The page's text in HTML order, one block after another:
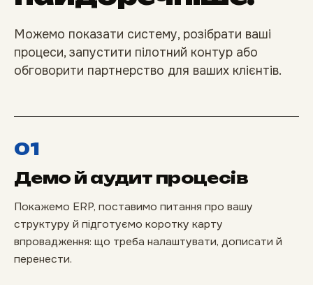
Можемо показати систему, розібрати ваші
процеси, запустити пілотний контур або
обговорити партнерство для ваших клієнтів.
01
Демо й аудит процесів
Покажемо ERP, поставимо питання про вашу
структуру й підготуємо коротку карту
впровадження: що треба налаштувати, дописати й
перенести.